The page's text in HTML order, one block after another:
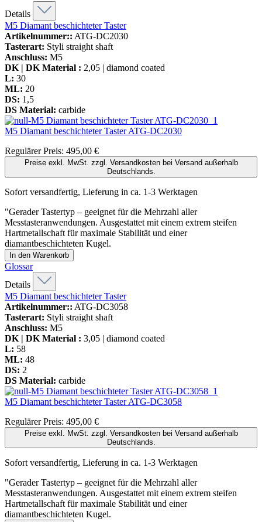
Details
M5 Diamant beschichteter Taster
Artikelnummer:: ATG-DC2030
Tasterart: Styli straight shaft
Anschluss: M5
DK | DK Material : 2,05 | diamond coated
L: 30
ML: 20
DS: 1,5
DS Material: carbide
M5 Diamant beschichteter TasterATG-DC2030
Regulärer Preis: 495,00 €
Preise exkl. MwSt. zzgl. Versandkosten bei Versand außerhalb
Deutschlands.
Sofort versandfertig, Lieferung in ca. 1-3 Werktagen
"Gerader Tastertyp – geeignet für die Mehrzahl aller
Messtasteranwendungen. Ausgestattet mit einem extrem steifen
Hartmetallschaft für maximale Stabilität und einer
diamantbeschichteten Kugel.
In den Warenkorb
Glossar
Details
M5 Diamant beschichteter Taster
Artikelnummer:: ATG-DC3058
Tasterart: Styli straight shaft
Anschluss: M5
DK | DK Material : 3,05 | diamond coated
L: 58
ML: 48
DS: 2
DS Material: carbide
M5 Diamant beschichteter TasterATG-DC3058
Regulärer Preis: 495,00 €
Preise exkl. MwSt. zzgl. Versandkosten bei Versand außerhalb
Deutschlands.
Sofort versandfertig, Lieferung in ca. 1-3 Werktagen
"Gerader Tastertyp – geeignet für die Mehrzahl aller
Messtasteranwendungen. Ausgestattet mit einem extrem steifen
Hartmetallschaft für maximale Stabilität und einer
diamantbeschichteten Kugel.